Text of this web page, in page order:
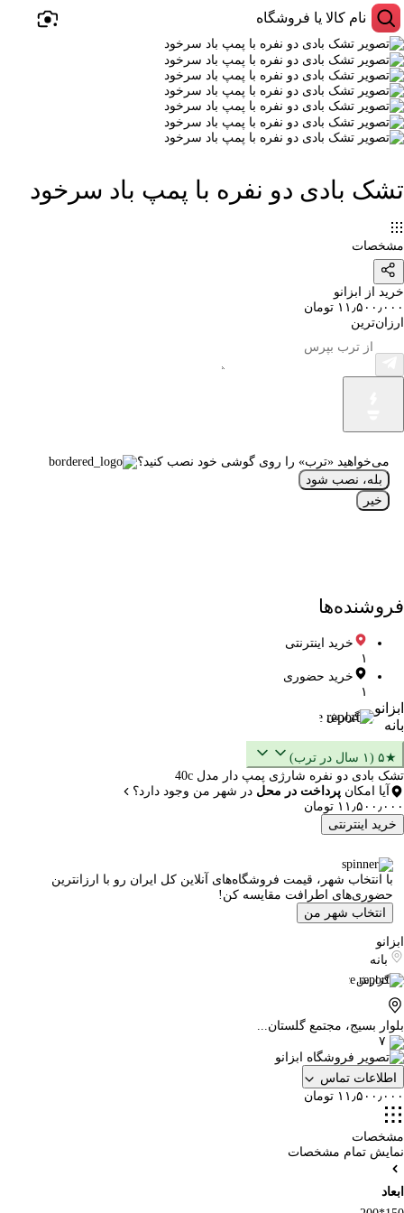
تشک بادی دو نفره با پمپ باد سرخود
مشخصات
خرید از ابزانو
۱۱٫۵۰۰٫۰۰۰ تومان
ارزان‌ترین
می‌خواهید «ترب» را روی گوشی خود نصب کنید؟
بله، نصب شود
خیر
فروشنده‌ها
خرید اینترنتی
۱
خرید حضوری
۱
ابزانو
بانه
گزارش
★۵ (۱ سال در ترب)
تشک بادی دو نفره شارژی پمپ دار مدل 40c
آیا امکان پرداخت در محل در شهر من وجود دارد؟
۱۱٫۵۰۰٫۰۰۰ تومان
خرید اینترنتی
با انتخاب شهر، قیمت فروشگاه‌های آنلاین کل ایران رو با ارزانترین
حضوری‌های اطرافت مقایسه کن!
انتخاب شهر من
ابزانو
بانه
گزارش
بلوار بسیج، مجتمع گلستان...
۷
اطلاعات تماس
۱۱٫۵۰۰٫۰۰۰ تومان
مشخصات
نمایش تمام مشخصات
ابعاد